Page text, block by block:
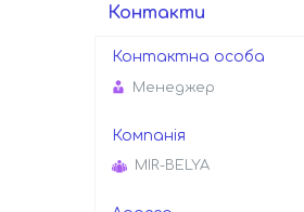
Контакти
Менеджер
MIR-BELYA